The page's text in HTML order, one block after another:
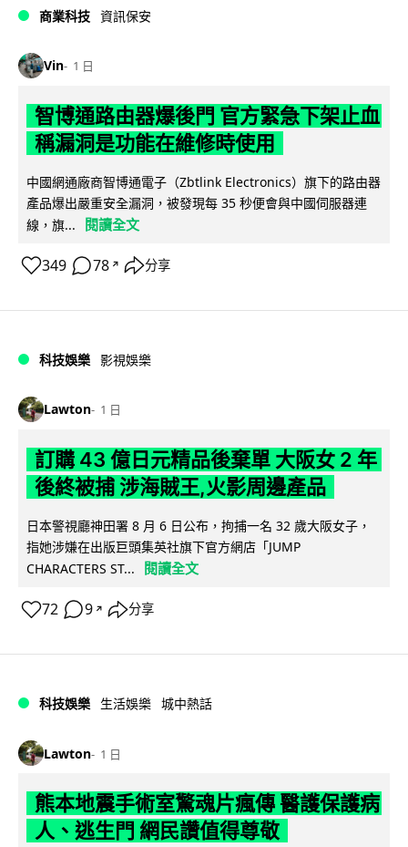
商業科技 資訊保安
Vin 1 日
智博通路由器爆後門 官方緊急下架止血
稱漏洞是功能在維修時使用
中國網通廠商智博通電子（Zbtlink Electronics）旗下的路由器
產品爆出嚴重安全漏洞，被發現每 35 秒便會與中國伺服器連
線，旗...
閱讀全文
349 78 ↗ 分享
科技娛樂 影視娛樂
Lawton 1 日
訂購 43 億日元精品後棄單 大阪女 2 年
後終被捕 涉海賊王,火影周邊產品
日本警視廳神田署 8 月 6 日公布，拘捕一名 32 歲大阪女子，
指她涉嫌在出版巨頭集英社旗下官方網店「JUMP
CHARACTERS ST...
閱讀全文
72 9 ↗ 分享
科技娛樂 生活娛樂 城中熱話
Lawton 1 日
熊本地震手術室驚魂片瘋傳 醫護保護病
人、逃生門 網民讚值得尊敬